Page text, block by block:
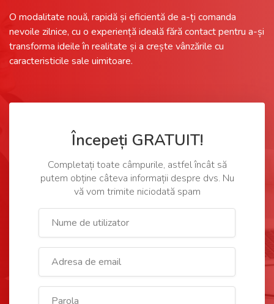
O modalitate nouă, rapidă și eficientă de a-ți comanda
nevoile zilnice, cu o experiență ideală fără contact pentru a-și
transforma ideile în realitate și a crește vânzările cu
caracteristicile sale uimitoare.
Începeți GRATUIT!
Completați toate câmpurile, astfel încât să
putem obține câteva informații despre dvs. Nu
vă vom trimite niciodată spam